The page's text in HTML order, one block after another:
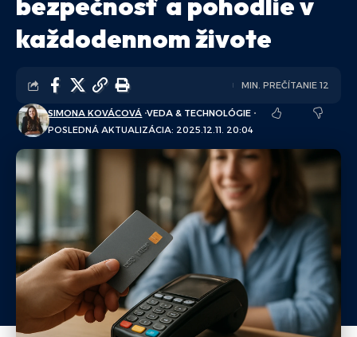
každodennom živote
POSLEDNÁ AKTUALIZÁCIA: 2025.12.11. 20:04
SIMONA KOVÁCOVÁ VEDA & TECHNOLÓGIE
MIN. PREČÍTANIE 12